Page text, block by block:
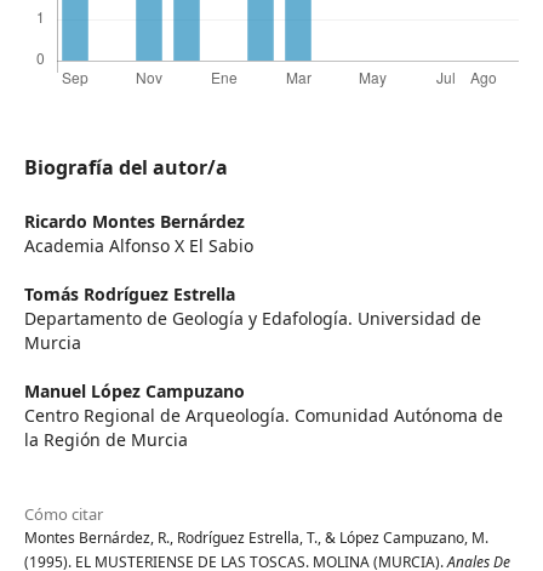
Biografía del autor/a
Ricardo Montes Bernárdez
Academia Alfonso X El Sabio
Tomás Rodríguez Estrella
Departamento de Geología y Edafología. Universidad de
Murcia
Manuel López Campuzano
Centro Regional de Arqueología. Comunidad Autónoma de
la Región de Murcia
Cómo citar
Montes Bernárdez, R., Rodríguez Estrella, T., & López Campuzano, M.
(1995). EL MUSTERIENSE DE LAS TOSCAS. MOLINA (MURCIA).Anales De